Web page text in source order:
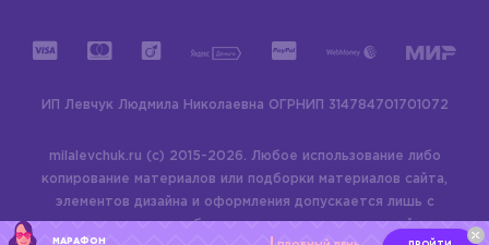
ИП Левчук Людмила Николаевна ОГРНИП 314784701701072
milalevchuk.ru (c) 2015-2026.
Любое использование либо
копирование материалов или подборки материалов сайта,
элементов дизайна и оформления допускается лишь с
разрешения правообладателя и только со ссылкой на
МАРАФОН